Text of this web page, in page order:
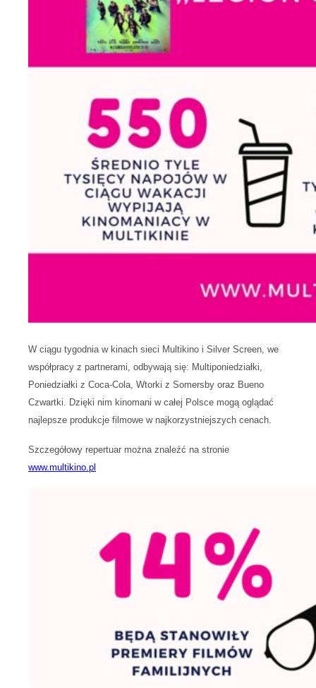
W ciągu tygodnia w kinach sieci Multikino i Silver Screen, we
współpracy z partnerami, odbywają się: Multiponiedziałki,
Poniedziałki z Coca-Cola, Wtorki z Somersby oraz Bueno
Czwartki. Dzięki nim kinomani w całej Polsce mogą oglądać
najlepsze produkcje filmowe w najkorzystniejszych cenach.
Szczegółowy repertuar można znaleźć na stronie
www.multikino.pl